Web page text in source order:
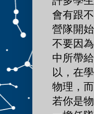
會有跟
營隊開
不要因
中所帶
以，在
物理，
若你是